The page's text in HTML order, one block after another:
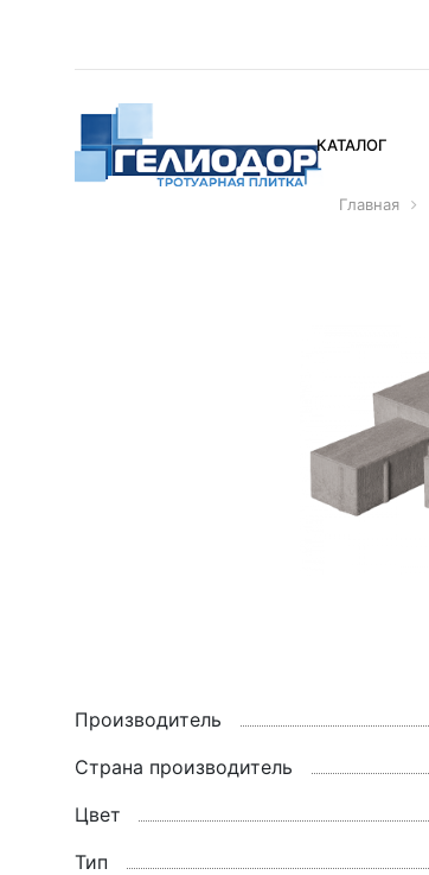
КАТАЛОГ
Главная
Производитель
Страна производитель
Цвет
Тип